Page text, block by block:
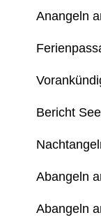
Anangeln
Bericht
Abangeln
Abangeln